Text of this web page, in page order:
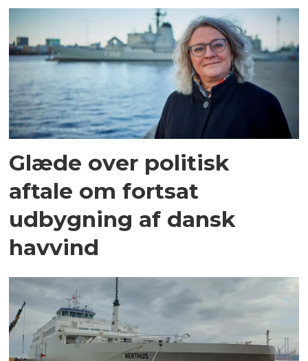
Glæde over politisk
aftale om fortsat
udbygning af dansk
havvind